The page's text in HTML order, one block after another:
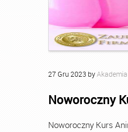
27 Gru 2023 by
Noworoczny
Noworoczny Kurs